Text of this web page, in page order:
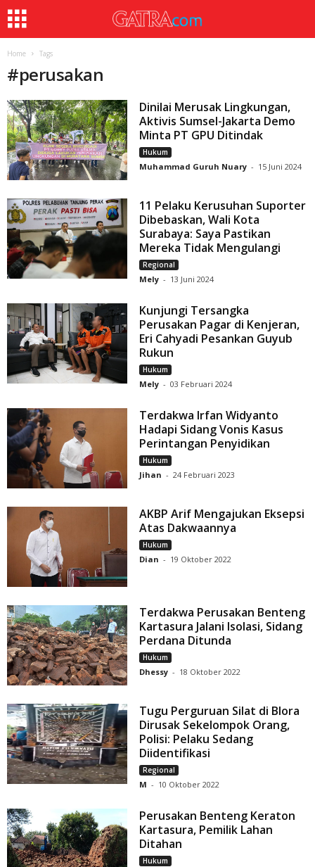
Home Tags
#perusakan
Dinilai Merusak Lingkungan,
Aktivis Sumsel-Jakarta Demo
Minta PT GPU Ditindak
Hukum
Muhammad Guruh Nuary - 15 Juni 2024
11 Pelaku Kerusuhan Suporter
Dibebaskan, Wali Kota
Surabaya: Saya Pastikan
Mereka Tidak Mengulangi
Regional
Mely - 13 Juni 2024
Kunjungi Tersangka
Perusakan Pagar di Kenjeran,
Eri Cahyadi Pesankan Guyub
Rukun
Hukum
Mely - 03 Februari 2024
Terdakwa Irfan Widyanto
Hadapi Sidang Vonis Kasus
Perintangan Penyidikan
Hukum
Jihan - 24 Februari 2023
AKBP Arif Mengajukan Eksepsi
Atas Dakwaannya
Hukum
Dian - 19 Oktober 2022
Terdakwa Perusakan Benteng
Kartasura Jalani Isolasi, Sidang
Perdana Ditunda
Hukum
Dhessy - 18 Oktober 2022
Tugu Perguruan Silat di Blora
Dirusak Sekelompok Orang,
Polisi: Pelaku Sedang
Diidentifikasi
Regional
M - 10 Oktober 2022
Perusakan Benteng Keraton
Kartasura, Pemilik Lahan
Ditahan
Hukum